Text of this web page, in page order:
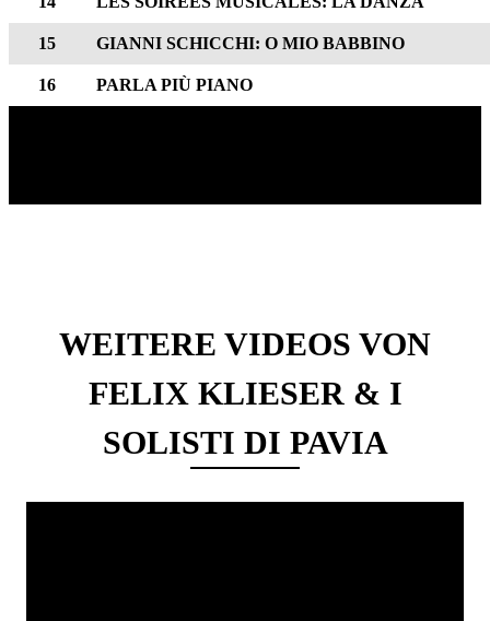
15 GIANNI SCHICCHI: O MIO BABBINO
16 PARLA PIÙ PIANO
WEITERE VIDEOS VON
FELIX KLIESER & I
SOLISTI DI PAVIA